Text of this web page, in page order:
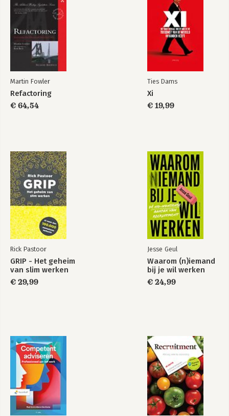
Martin Fowler
Refactoring
€ 64,54
Ties Dams
Xi
€ 19,99
Rick Pastoor
GRIP - Het geheim
van slim werken
€ 29,99
Jesse Geul
Waarom (n)iemand
bij je wil werken
€ 24,99